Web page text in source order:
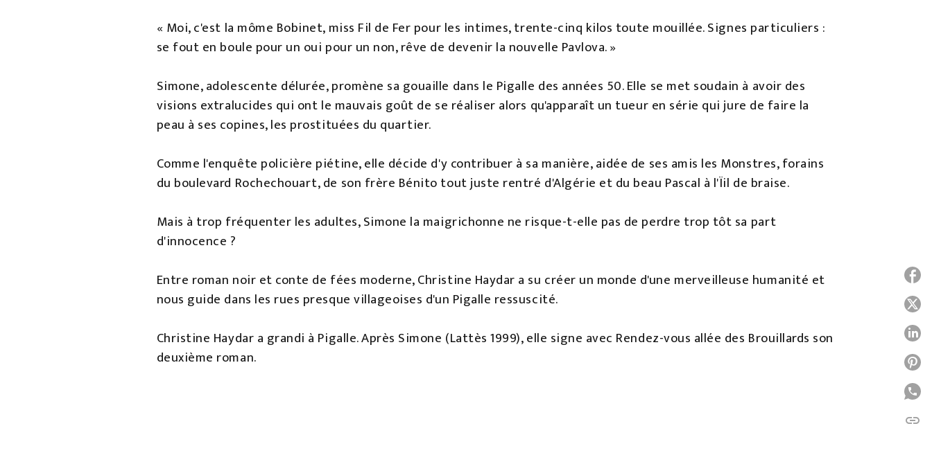
« Moi, c'est la môme Bobinet, miss Fil de Fer pour les intimes, trente-cinq kilos toute mouillée. Signes particuliers :
se fout en boule pour un oui pour un non, rêve de devenir la nouvelle Pavlova. »
Simone, adolescente délurée, promène sa gouaille dans le Pigalle des années 50. Elle se met soudain à avoir des
visions extralucides qui ont le mauvais goût de se réaliser alors qu'apparaît un tueur en série qui jure de faire la
peau à ses copines, les prostituées du quartier.
Comme l'enquête policière piétine, elle décide d'y contribuer à sa manière, aidée de ses amis les Monstres, forains
du boulevard Rochechouart, de son frère Bénito tout juste rentré d'Algérie et du beau Pascal à l'Ïil de braise.
Mais à trop fréquenter les adultes, Simone la maigrichonne ne risque-t-elle pas de perdre trop tôt sa part
d'innocence ?
Entre roman noir et conte de fées moderne, Christine Haydar a su créer un monde d'une merveilleuse humanité et
nous guide dans les rues presque villageoises d'un Pigalle ressuscité.
Christine Haydar a grandi à Pigalle. Après Simone (Lattès 1999), elle signe avec Rendez-vous allée des Brouillards son
deuxième roman.
link